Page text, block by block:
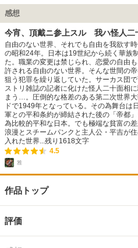
感想
今宵、頂戴ニ参上スル 我ハ怪人二
自由のない世界、それでも自由を我欲す
の昭和24年。日本は19世紀から続く華族
た。職業の変更は禁じられ、恋愛の自由
許される自由のない世界。そんな世間の
狙う犯罪を繰り返していた。サーカス団
ストリ雑誌の記者に化けた怪人二十面相
まう…。圧倒的な格差のある第二次世界
ドで1949年となっている。その為舞台は
軍との平和条約が締結された後の「帝都
為比較的平和な日本。でも極端な貧富の
浪漫とスチームパンクと主人公・平吉が
入れた世界...残り 1618文字
4.5
雅
作品トップ
評価